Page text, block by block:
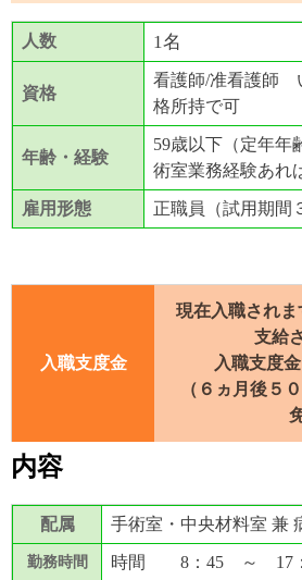
人数 1名
資格
看護師/准看護師
格所持で可
年齢・経験
59歳以下（定年年
術室業務経験あれ
雇用形態 正職員（試用期間
入職支度金
現在入職され
支給
入職支度
（６ヵ月後５
内容
配属 手術室・中央材料室 兼
勤務時間 時間 8：45 ～ 17